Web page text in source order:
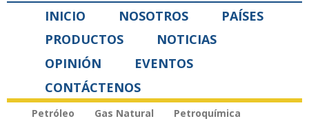
INICIO NOSOTROS
PAÍSES
PRODUCTOS
NOTICIAS
OPINIÓN
EVENTOS
CONTÁCTENOS
Petróleo Gas Natural
Petroquímica